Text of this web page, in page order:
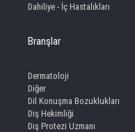
Dahiliye - İç Hastalıkları
Branşlar
Dermatoloji
Diğer
Dil Konuşma Bozuklukları
Diş Hekimliği
Diş Protezi Uzmanı